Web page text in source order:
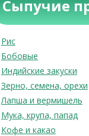
Сыпучие
Рис
Бобовые
Индийские закуски
Зерно, семена, орехи
Лапша и вермишель
Мука, крупа, папад
Кофе и какао